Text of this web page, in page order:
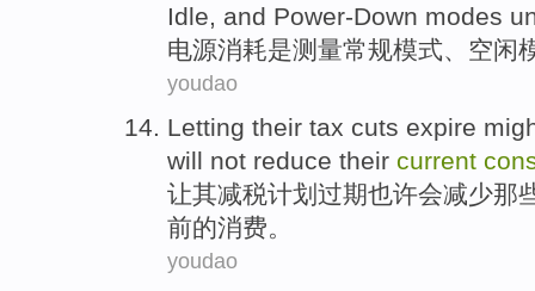
Idle
and Power-Down modes
电源消耗是测量常规模式 空闲
youdao
Letting their tax cuts expire
will not reduce their current
让其减税计划 过期也许会减少那
前的消费。
youdao